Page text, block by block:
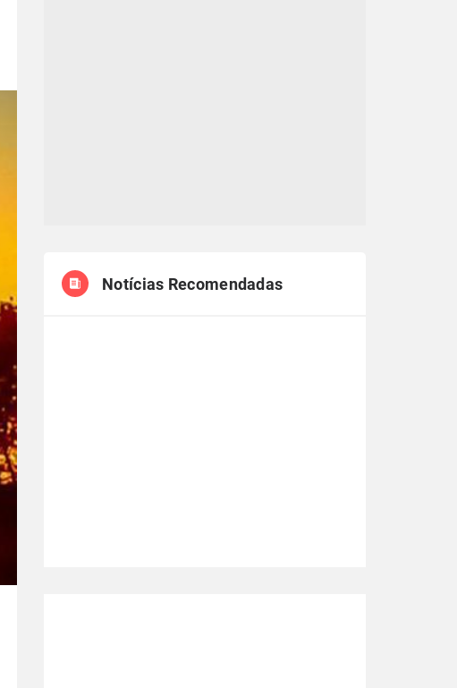
Notícias Recomendadas